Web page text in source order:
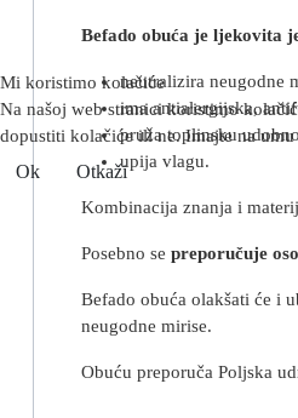
Befado obuća je ljekovita
neutralizira neugodne
ima antialergijska,
pruža toplinsku
upija vlagu.
Kombinacija znanja i
Posebno se preporučuje
Befado obuća olakšati će i
neugodne mirise.
Obuću preporuča Poljska
Mi koristimo kolačiće
Na našoj web stranici koristimo
dopustiti kolačiće ili ne. Imajte na
Ok Otkaži